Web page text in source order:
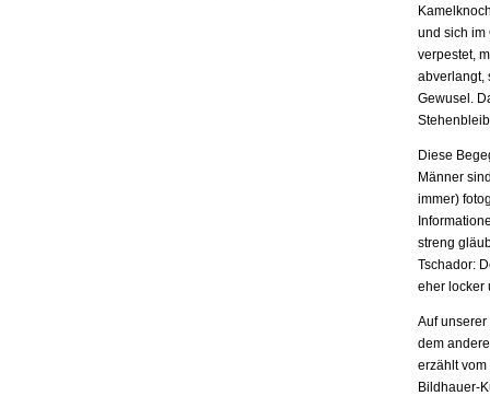
und sich im
verpestet,
abverlangt,
Gewusel.
Diese
Männer
immer)
streng
Tschador:
eher locker
Auf
dem
erzählt
Bildhauer-